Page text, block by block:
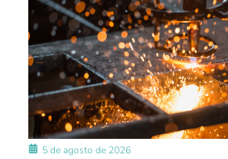
5 de agosto de 2026